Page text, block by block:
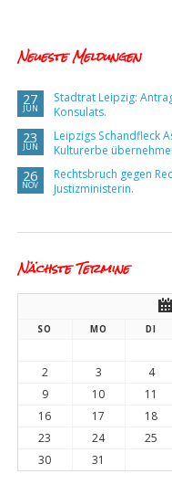
Neueste Meldungen
27
JUN
Stadtrat Leipzig:
Konsulats.
23
JUN
Leipzigs Schandfleck
Kulturerbe
26
NOV
Rechtsbruch gegen
Justizministerin.
Nächste Termine
SO MO DI
2
3 4
9
10 11
16
17 18
23
24 25
30
31